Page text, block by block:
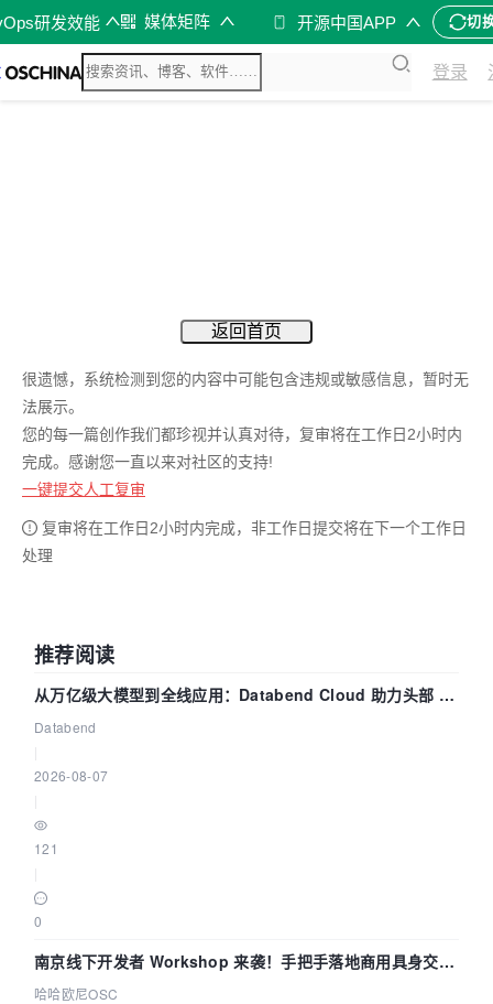
研发效能 媒体矩阵 开源中国APP 切
登录
返回首页
很遗憾，系统检测到您的内容中可能包含违规或敏感信息，暂时无
法展示。
您的每一篇创作我们都珍视并认真对待，复审将在工作日2小时内
完成。感谢您一直以来对社区的支持!
一键提交人工复审
复审将在工作日2小时内完成，非工作日提交将在下一个工作日
处理
推荐阅读
从万亿级大模型到全线应用：Databend Cloud 助力头部 AI
企业构建全链路 Trace 数据管道
Databend
2026-08-07
121
0
南京线下开发者 Workshop 来袭！手把手落地商用具身交互
智能 Agent 应用
哈哈欧尼OSC